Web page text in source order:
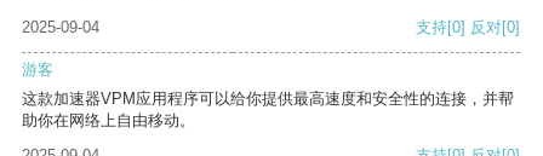
2025-09-04 支持[0] 反对[0]
游客
这款加速器VPM应用程序可以给你提供最高速度和安全性的连接，并帮
助你在网络上自由移动。